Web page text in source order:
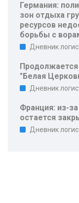
Германия:
зон отдыха
ресурсов
борьбы с
Дневник
"Белая
Дневник
Франция: из-
остается
Дневник